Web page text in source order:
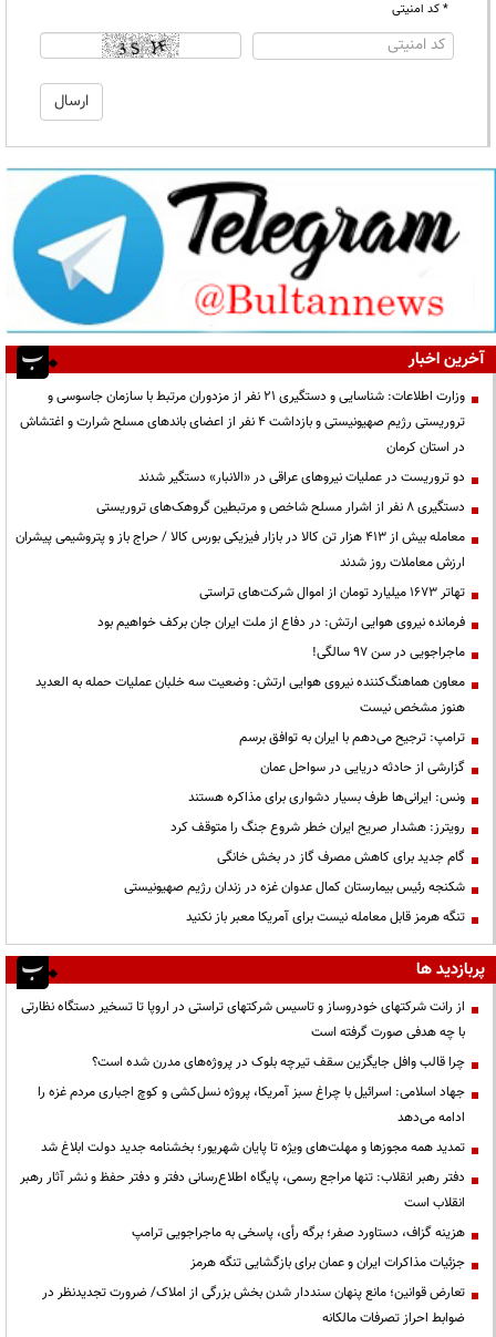
* کد امنیتی
آخرین اخبار
وزارت اطلاعات: شناسایی و دستگیری ۲۱ نفر از مزدوران مرتبط با سازمان جاسوسی و
تروریستی رژیم صهیونیستی و بازداشت ۴ نفر از اعضای باندهای مسلح شرارت و اغتشاش
در استان کرمان
دو تروریست در عملیات نیروهای عراقی در «الانبار» دستگیر شدند
دستگیری ۸ نفر از اشرار مسلح شاخص و مرتبطین گروهک‌های تروریستی
معامله بیش از ۴۱۳ هزار تن کالا در بازار فیزیکی بورس کالا / حراج باز و پتروشیمی پیشران
ارزش معاملات روز شدند
تهاتر ۱۶۷۳ میلیارد تومان از اموال شرکت‌های تراستی
فرمانده نیروی هوایی ارتش: در دفاع از ملت ایران جان برکف خواهیم بود
ماجراجویی در سن ۹۷ سالگی!
معاون هماهنگ‌کننده نیروی هوایی ارتش: وضعیت سه خلبان عملیات حمله به العدید
هنوز مشخص نیست
ترامپ: ترجیح می‌دهم با ایران به توافق برسم
گزارشی از حادثه دریایی در سواحل عمان
ونس: ایرانی‌ها طرف بسیار دشواری برای مذاکره هستند
رویترز: هشدار صریح ایران خطر شروع جنگ را متوقف کرد
گام جدید برای کاهش مصرف گاز در بخش خانگی
شکنجه رئیس بیمارستان کمال عدوان غزه در زندان رژیم صهیونیستی
تنگه هرمز قابل معامله نیست برای آمریکا معبر باز نکنید
پربازدید ها
از رانت‌ شرکتهای خودروساز و تاسیس شرکتهای تراستی در اروپا تا تسخیر دستگاه نظارتی
با چه هدفی صورت گرفته است
چرا قالب وافل جایگزین سقف تیرچه بلوک در پروژه‌های مدرن شده است؟
جهاد اسلامی: اسرائیل با چراغ سبز آمریکا، پروژه نسل‌کشی و کوچ اجباری مردم غزه را
ادامه می‌دهد
تمدید همه مجوزها و مهلت‌های ویژه تا پایان شهریور؛ بخشنامه جدید دولت ابلاغ شد
دفتر رهبر انقلاب: تنها مراجع رسمی، پایگاه اطلاع‌رسانی دفتر و دفتر حفظ و نشر آثار رهبر
انقلاب است
هزینه گزاف، دستاورد صفر؛ برگه رأی، پاسخی به ماجراجویی ترامپ
جزئیات مذاکرات ایران و عمان برای بازگشایی تنگه هرمز
تعارض قوانین؛ مانع پنهان سنددار شدن بخش بزرگی از املاک/ ضرورت تجدیدنظر در
ضوابط احراز تصرفات مالکانه